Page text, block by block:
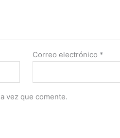
Correo electrónico *
vez que comente.